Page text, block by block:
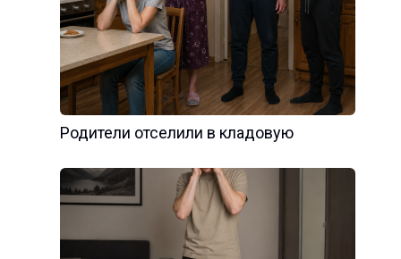
Родители отселили в кладовую